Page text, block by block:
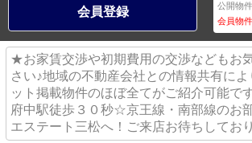
会員登録 公開物
会員物
★お家賃交渉や初期費用の交渉などもお
さい♪地域の不動産会社との情報共有に
ット掲載物件のほぼ全てがご紹介可能で
府中駅徒歩３０秒☆京王線・南部線のお
エステート三松へ！ご来店お待ちしてお